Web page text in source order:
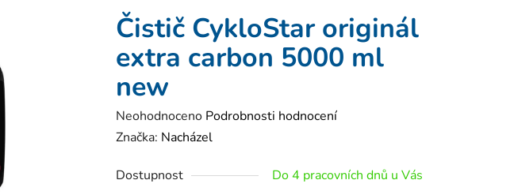
Čistič CykloStar originál
extra carbon 5000 ml
new
Průměrné
hodnocení
je
Neohodnoceno Podrobnosti hodnocení
Značka: Nacházel
Dostupnost Do 4 pracovních dnů u Vás